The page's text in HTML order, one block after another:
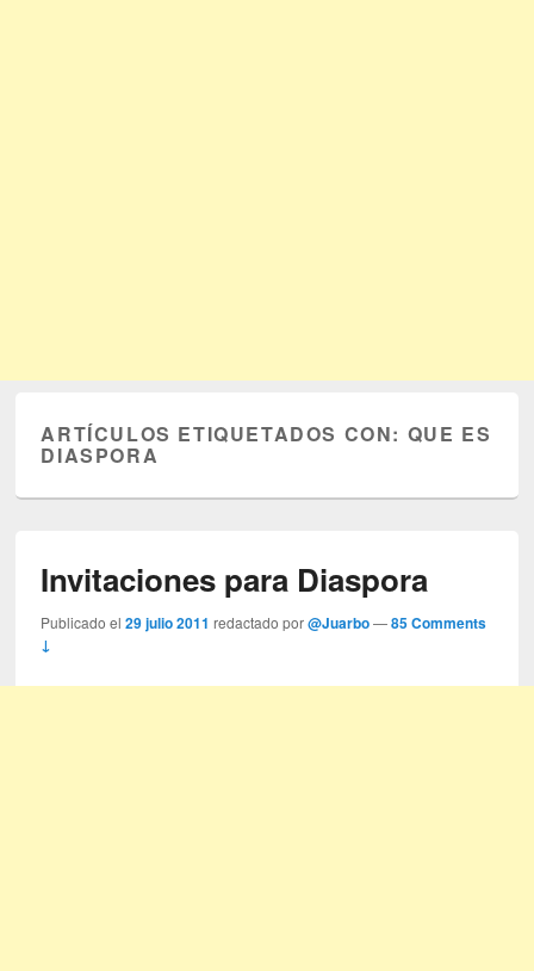
ARTÍCULOS ETIQUETADOS CON: QUE ES
DIASPORA
Invitaciones para Diaspora
Publicado el29 julio 2011 redactado por@Juarbo —85 Comments
↓